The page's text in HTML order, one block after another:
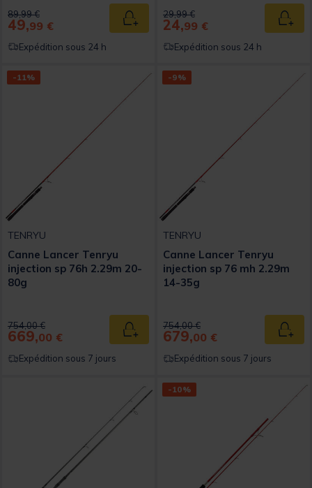
Price reduced from
89,99 €to
49,99 € Ajouter au panier
Expédition sous 24 h
Price reduced from
29,99 €to
24,99 €
Expédition sous 24 h
-11%
TENRYU
Canne Lancer Tenryu
injection sp 76h 2.29m 20-
80g
Price reduced from
754,00 €to
669,00 € Ajouter au panier
Expédition sous 7 jours
-9%
TENRYU
Canne Lancer Tenryu
injection sp 76 mh 2.29m
14-35g
Price reduced from
754,00 €to
679,00 €
Expédition sous 7 jours
-10%